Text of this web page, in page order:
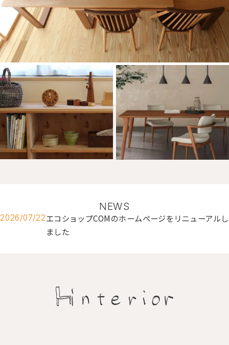
NEWS
2026/07/22エコショップCOMのホームページをリニューアルし
ました